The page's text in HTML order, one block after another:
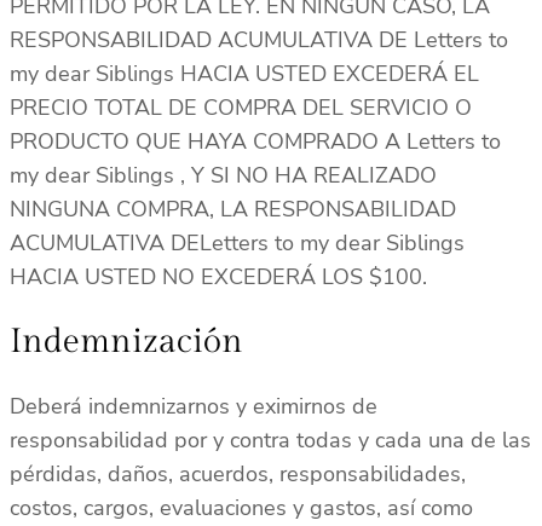
RESPONSABILIDAD ACUMULATIVA DE Letters to
my dear Siblings HACIA USTED EXCEDERÁ EL
PRECIO TOTAL DE COMPRA DEL SERVICIO O
PRODUCTO QUE HAYA COMPRADO A Letters to
my dear Siblings , Y SI NO HA REALIZADO
NINGUNA COMPRA, LA RESPONSABILIDAD
ACUMULATIVA DELetters to my dear Siblings
HACIA USTED NO EXCEDERÁ LOS $100.
Indemnización
Deberá indemnizarnos y eximirnos de
responsabilidad por y contra todas y cada una de las
pérdidas, daños, acuerdos, responsabilidades,
costos, cargos, evaluaciones y gastos, así como